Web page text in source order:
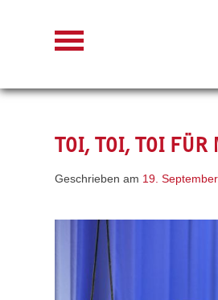
TOI, TOI, TOI
Geschrieben am 19.